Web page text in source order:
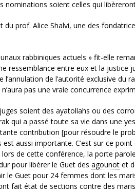
nominations soient celles qui
du prof. Alice Shalvi, une des
rabbiniques actuels » fit-elle
ressemblance entre eux et la
l’annulation de l’autorité exclusive
pas une vraie concurrence
soient des ayatollahs ou des
qui a passé toute sa vie dans une
contribution [pour résoudre le
aussi importante. C’est sur ce
de cette conférence, la porte
pour libérer le Guet des agounot et
le Guet pour 24 femmes dont les
fait état de sections contre des